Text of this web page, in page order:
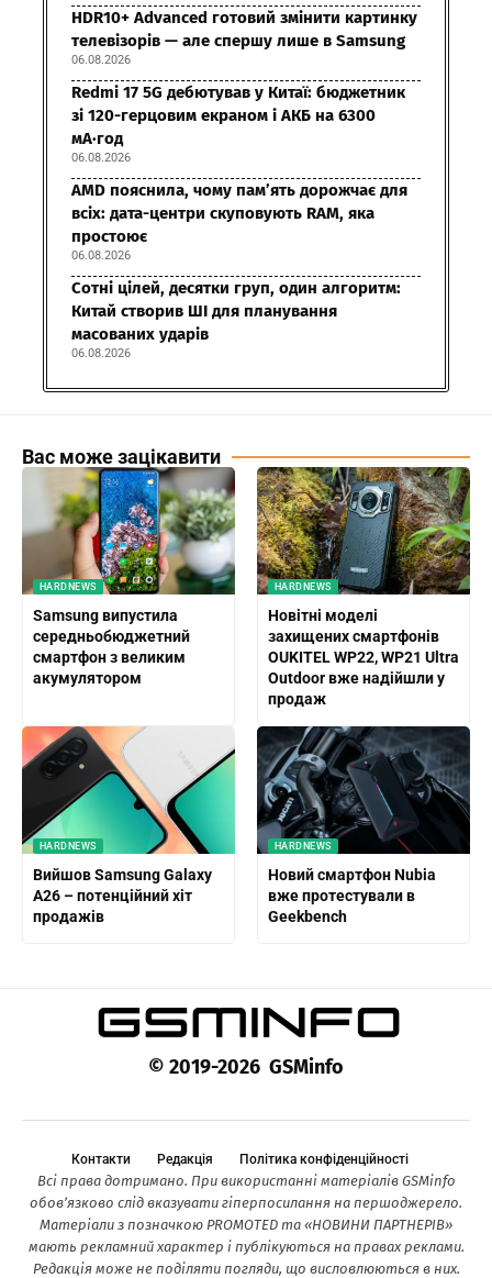
HDR10+ Advanced готовий змінити картинку
телевізорів — але спершу лише в Samsung
06.08.2026
Redmi 17 5G дебютував у Китаї: бюджетник
зі 120-герцовим екраном і АКБ на 6300
мА·год
06.08.2026
AMD пояснила, чому пам’ять дорожчає для
всіх: дата-центри скуповують RAM, яка
простоює
06.08.2026
Сотні цілей, десятки груп, один алгоритм:
Китай створив ШІ для планування
масованих ударів
06.08.2026
Вас може зацікавити
HARDNEWS
Samsung випустила
середньобюджетний
смартфон з великим
акумулятором
HARDNEWS
Новітні моделі
захищених смартфонів
OUKITEL WP22, WP21 Ultra
Outdoor вже надійшли у
продаж
HARDNEWS
Вийшов Samsung Galaxy
A26 – потенційний хіт
продажів
HARDNEWS
Новий смартфон Nubia
вже протестували в
Geekbench
© 2019-2026 GSMinfo
Контакти Редакція Політика конфіденційності
Всі права дотримано. При використанні матеріалів GSMinfo
обов’язково слід вказувати гіперпосилання на першоджерело.
Матеріали з позначкою PROMOTED та «НОВИНИ ПАРТНЕРІВ»
мають рекламний характер і публікуються на правах реклами.
Редакція може не поділяти погляди, що висловлюються в них.